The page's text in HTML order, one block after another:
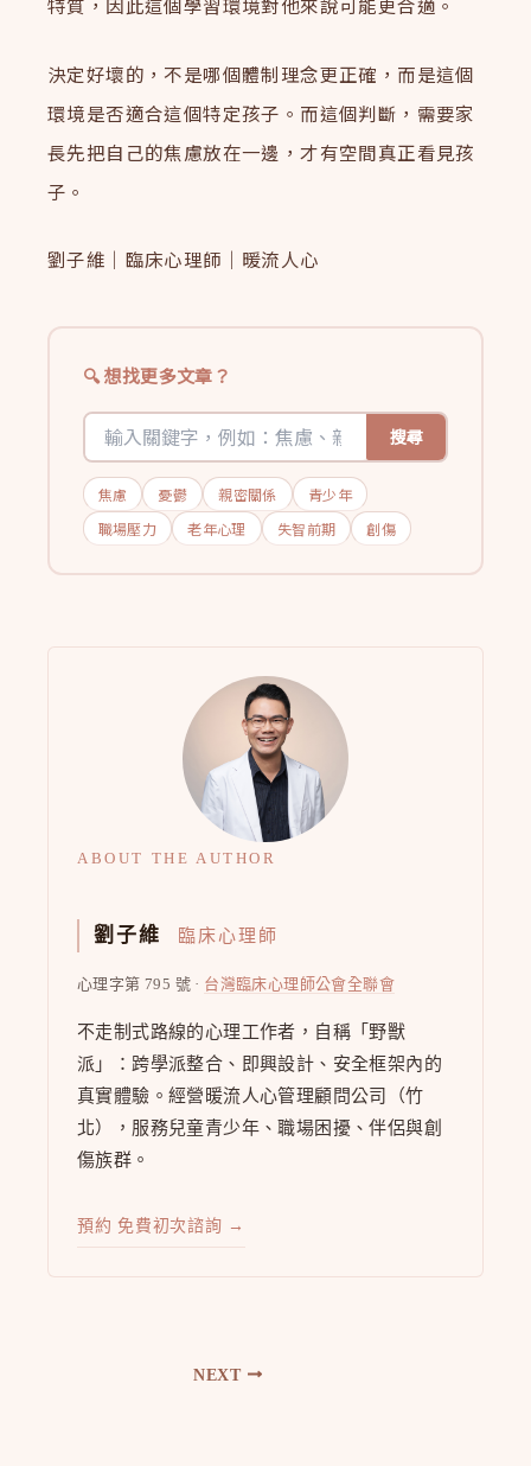
決定好壞的，不是哪個體制理念更正確，而是這個
環境是否適合這個特定孩子。而這個判斷，需要家
長先把自己的焦慮放在一邊，才有空間真正看見孩
子。
劉子維｜臨床心理師｜暖流人心
想找更多文章？
搜尋
焦慮 憂鬱 親密關係
青少年
職場壓力
老年心理 失智前期 創傷
ABOUT THE AUTHOR
劉子維 臨床心理師
心理字第 795 號 · 台灣臨床心理師公會全聯會
不走制式路線的心理工作者，自稱「野獸
派」：跨學派整合、即興設計、安全框架內的
真實體驗。經營暖流人心管理顧問公司（竹
北），服務兒童青少年、職場困擾、伴侶與創
傷族群。
預約 免費初次諮詢 →
NEXT